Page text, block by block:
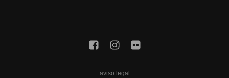
aviso legal